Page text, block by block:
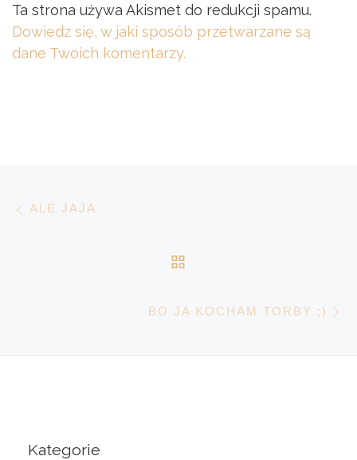
Ta strona używa Akismet do redukcji spamu.
Dowiedz się, w jaki sposób przetwarzane są
dane Twoich komentarzy.
Nawigacja wpisu
ALE JAJA
BO JA KOCHAM TORBY ;)
Kategorie